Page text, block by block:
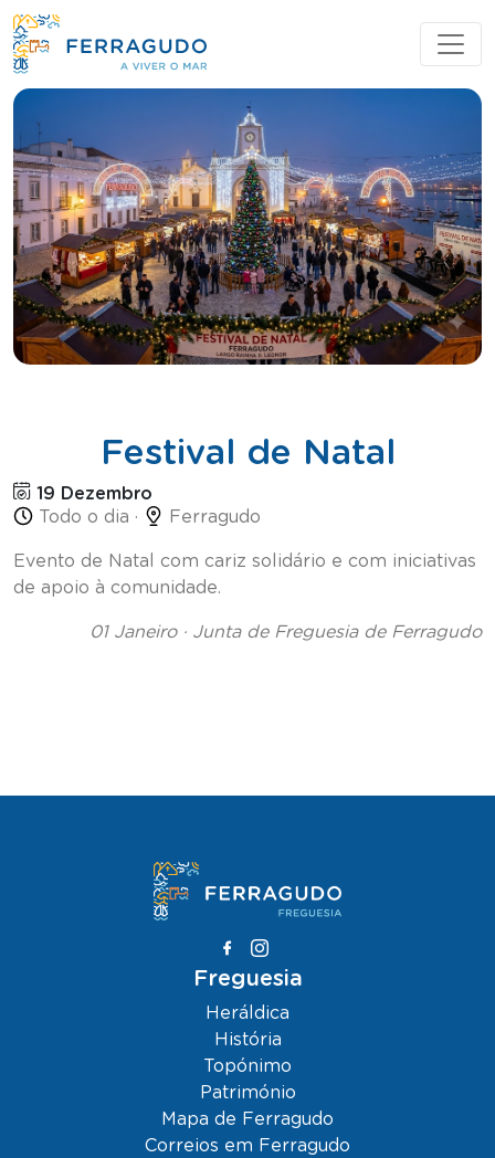
Festival de Natal
19 Dezembro
Todo o dia ·
Ferragudo
Evento de Natal com cariz solidário e com iniciativas
de apoio à comunidade.
01 Janeiro · Junta de Freguesia de Ferragudo
Freguesia
Heráldica
História
Topónimo
Património
Mapa de Ferragudo
Correios em Ferragudo